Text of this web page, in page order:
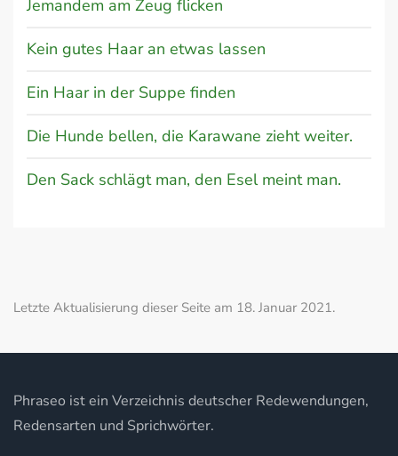
Jemandem am Zeug flicken
Kein gutes Haar an etwas lassen
Ein Haar in der Suppe finden
Die Hunde bellen, die Karawane zieht weiter.
Den Sack schlägt man, den Esel meint man.
Letzte Aktualisierung dieser Seite am 18. Januar 2021.
Phraseo ist ein Verzeichnis deutscher Redewendungen,
Redensarten und Sprichwörter.